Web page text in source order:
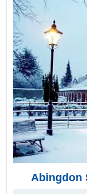
Abingdon